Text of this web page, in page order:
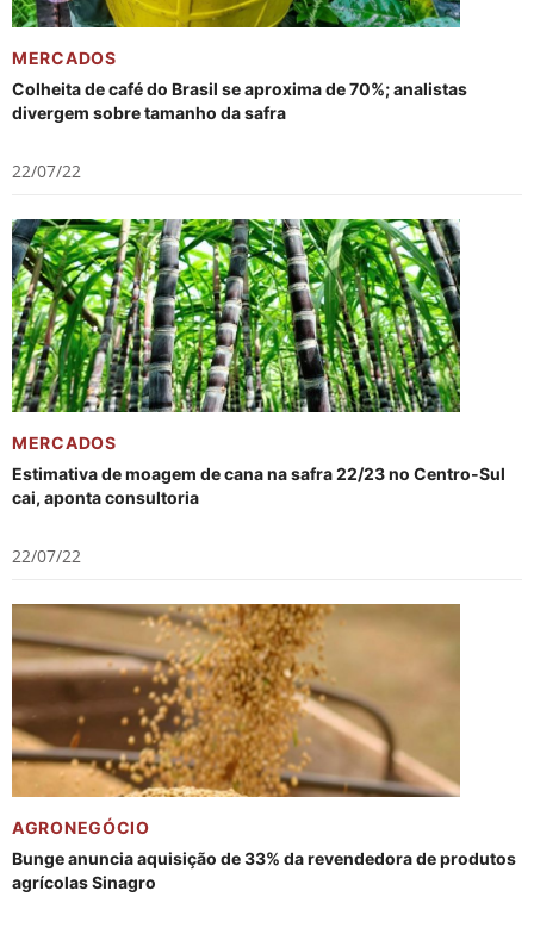
MERCADOS
Colheita de café do Brasil se aproxima de 70%; analistas
divergem sobre tamanho da safra
22/07/22
MERCADOS
Estimativa de moagem de cana na safra 22/23 no Centro-Sul
cai, aponta consultoria
22/07/22
AGRONEGÓCIO
Bunge anuncia aquisição de 33% da revendedora de produtos
agrícolas Sinagro